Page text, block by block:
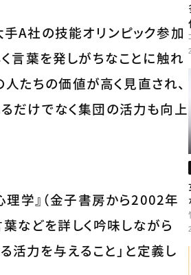
A社の技能オリンピック参加
言葉を発しがちなことに触れ
人たちの価値が高く見直され、
だけでなく集団の活力も向上
理学』（金子書房から2002年
葉などを詳しく吟味しながら
活力を与えること」と定義し